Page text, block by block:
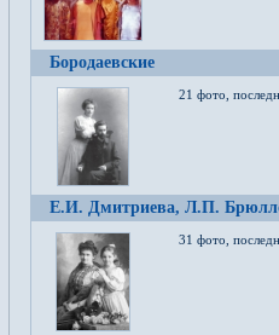
Бородаевские
21 фото,
Е.И. Дмитриева, Л.П.
31 фото,